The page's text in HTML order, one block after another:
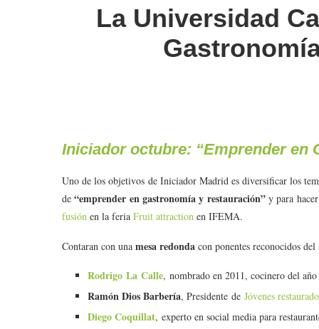
La Universidad
Iniciador octubre: “Emprender en
Uno de los objetivos de Iniciador Madrid es diversificar los
de“emprender en gastronomía y restauración”y para
fusión en la feria Fruit attraction en IFEMA.
Contaran con una mesa redonda con ponentes reconocidos del
Rodrigo La Calle, nombrado en 2011, cocinero del
Ramón Dios Barbería, Presidente de Jóvenes
Diego Coquillat, experto en social media para